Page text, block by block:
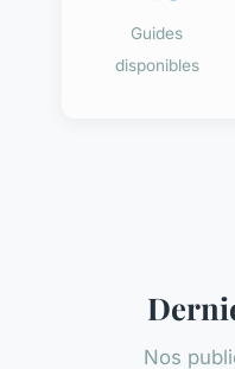
Guides
disponibles
Nos